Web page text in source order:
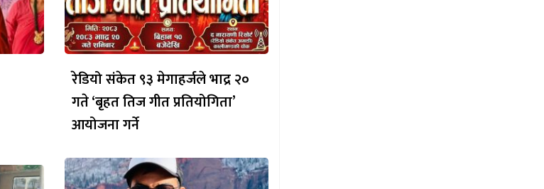
रेडियो संकेत ९३ मेगाहर्जले भाद्र २०
गते ‘बृहत तिज गीत प्रतियोगिता’
आयोजना गर्ने